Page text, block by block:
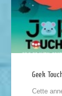
Geek
Cette